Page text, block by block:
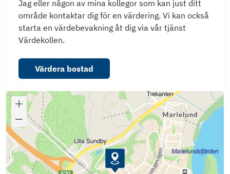
Jag eller någon av mina kollegor som kan just ditt
område kontaktar dig för en värdering. Vi kan också
starta en värdebevakning åt dig via vår tjänst
Värdekollen.
Värdera bostad